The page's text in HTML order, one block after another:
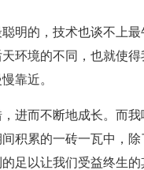
明的，技术也谈不上
环境的不同，也就使
靠近。
进而不断地成长。而
积累的一砖一瓦中，
足以让我们受益终生的